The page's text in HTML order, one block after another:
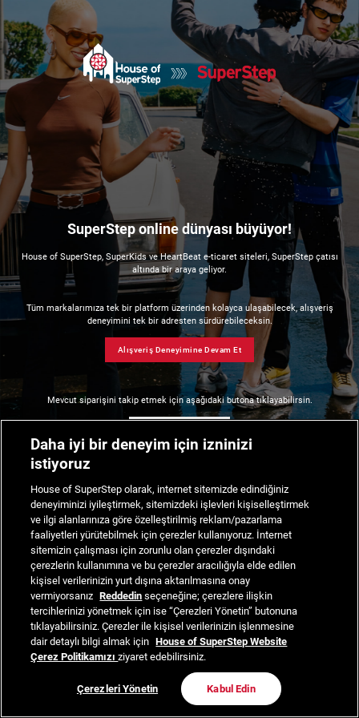
SuperStep online dünyası büyüyor!
House of SuperStep, SuperKids ve HeartBeat e-ticaret siteleri, SuperStep çatısı
altında bir araya geliyor.
Tüm markalarımıza tek bir platform üzerinden kolayca ulaşabilecek, alışveriş
deneyimini tek bir adresten sürdürebileceksin.
Alışveriş Deneyimine Devam Et
Mevcut siparişini takip etmek için aşağıdaki butona tıklayabilirsin.
Daha iyi bir deneyim için izninizi
istiyoruz
House of SuperStep olarak, internet sitemizde edindiğiniz
deneyiminizi iyileştirmek, sitemizdeki işlevleri kişiselleştirmek
ve ilgi alanlarınıza göre özelleştirilmiş reklam/pazarlama
faaliyetleri yürütebilmek için çerezler kullanıyoruz. İnternet
sitemizin çalışması için zorunlu olan çerezler dışındaki
çerezlerin kullanımına ve bu çerezler aracılığıyla elde edilen
kişisel verilerinizin yurt dışına aktarılmasına onay
vermiyorsanız Reddedin seçeneğine; çerezlere ilişkin
tercihlerinizi yönetmek için ise “Çerezleri Yönetin” butonuna
tıklayabilirsiniz. Çerezler ile kişisel verilerinizin işlenmesine
dair detaylı bilgi almak için House of SuperStep Website
Çerez Politikamızıziyaret edebilirsiniz.
Çerezleri Yönetin Kabul Edin